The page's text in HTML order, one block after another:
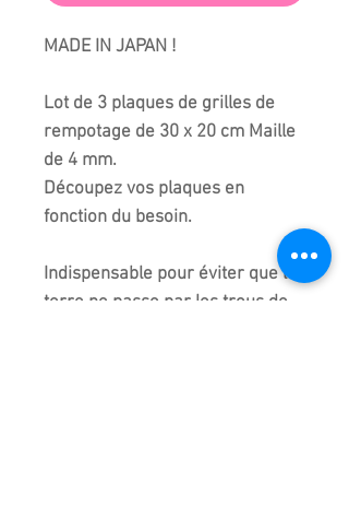
MADE IN JAPAN !
Lot de 3 plaques de grilles de
rempotage de 30 x 20 cm Maille
de 4 mm.
Découpez vos plaques en
fonction du besoin.
Indispensable pour éviter que la
terre ne passe par les trous de